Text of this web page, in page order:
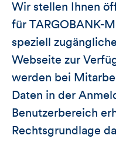
Wir stellen Ihnen
für TARGOBANK-
speziell
Webseite zur
werden bei
Daten in der
Benutzerbereich
Rechtsgrundlage